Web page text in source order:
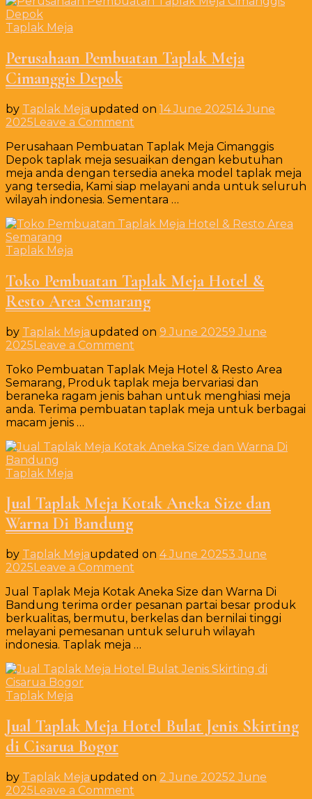
Taplak Meja
Perusahaan Pembuatan Taplak Meja
Cimanggis Depok
by Taplak Mejaupdated on 14 June 202514 June
2025Leave a Comment
Pembuatan
Taplak
Meja
Cimanggis
Depok
Perusahaan Pembuatan Taplak Meja Cimanggis
Depok taplak meja sesuaikan dengan kebutuhan
meja anda dengan tersedia aneka model taplak meja
yang tersedia, Kami siap melayani anda untuk seluruh
wilayah indonesia. Sementara …
Taplak Meja
Toko Pembuatan Taplak Meja Hotel &
Resto Area Semarang
by Taplak Mejaupdated on 9 June 20259 June
2025Leave a Comment
Pembuatan
Taplak
Meja
Hotel
Area
Toko Pembuatan Taplak Meja Hotel & Resto Area
Semarang, Produk taplak meja bervariasi dan
beraneka ragam jenis bahan untuk menghiasi meja
anda. Terima pembuatan taplak meja untuk berbagai
macam jenis …
Taplak Meja
Jual Taplak Meja Kotak Aneka Size dan
Warna Di Bandung
by Taplak Mejaupdated on 4 June 20253 June
2025 Leave a Comment
Taplak
Meja
Kotak
Aneka
Size
Warna
Jual Taplak Meja Kotak Aneka Size dan Warna Di
Bandung terima order pesanan partai besar produk
berkualitas, bermutu, berkelas dan bernilai tinggi
melayani pemesanan untuk seluruh wilayah
indonesia. Taplak meja …
Taplak Meja
Jual Taplak Meja Hotel Bulat Jenis Skirting
di Cisarua Bogor
by Taplak Mejaupdated on 2 June 20252 June
2025Leave a Comment